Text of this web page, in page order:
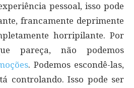
pessoal, isso pode
francamente deprimente
horripilante. Por
pareça, não podemos
. Podemos escondê-las,
controlando. Isso pode ser